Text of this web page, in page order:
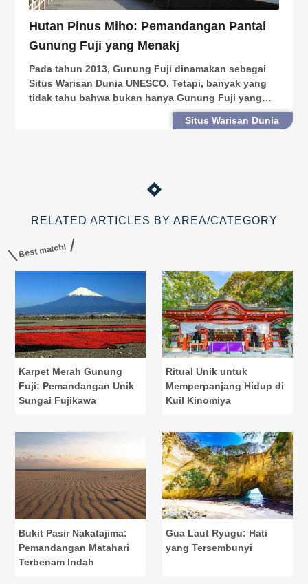
Hutan Pinus Miho: Pemandangan Pantai
Gunung Fuji yang Menakj
Pada tahun 2013, Gunung Fuji dinamakan sebagai
Situs Warisan Dunia UNESCO. Tetapi, banyak yang
tidak tahu bahwa bukan hanya Gunung Fuji yang
mendapat penghargaan tersebut. Sebagai Situs
Warisan Dunia, UNESCO menggambarkan Gunung
Situs Warisan Dunia
RELATED ARTICLES BY AREA/CATEGORY
Best match!
Karpet Merah Gunung
Fuji: Pemandangan Unik
Sungai Fujikawa
Ritual Unik untuk
Memperpanjang Hidup di
Kuil Kinomiya
Bukit Pasir Nakatajima:
Pemandangan Matahari
Terbenam Indah
Gua Laut Ryugu: Hati
yang Tersembunyi